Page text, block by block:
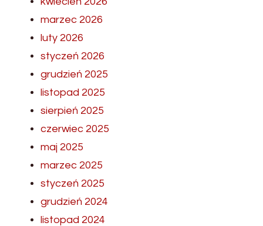
marzec 2026
luty 2026
styczeń 2026
grudzień 2025
listopad 2025
sierpień 2025
czerwiec 2025
maj 2025
marzec 2025
styczeń 2025
grudzień 2024
listopad 2024